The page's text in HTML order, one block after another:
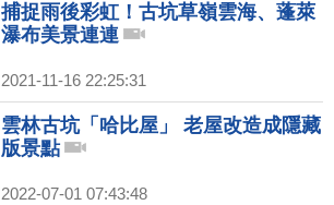
捕捉雨後彩虹！古坑草嶺雲海、蓬萊
瀑布美景連連
2021-11-16 22:25:31
雲林古坑「哈比屋」 老屋改造成隱藏
版景點
2022-07-01 07:43:48